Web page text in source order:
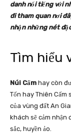
danh nổi tiếng với
đi tham quan nơi
nhận những nét
Tìm hiểu
Núi Cấm hay còn
Tốn hay Thiên
của vùng đất An
khách sẽ cảm nhận
sắc, huyền ảo.